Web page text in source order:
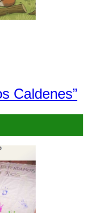
Caldenes”